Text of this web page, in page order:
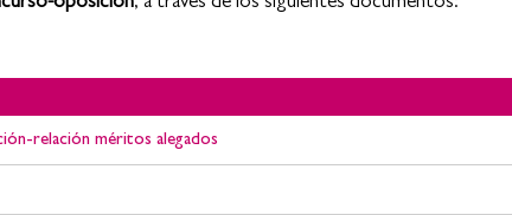
relación méritos alegados